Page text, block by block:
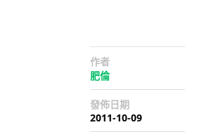
作者
肥倫
發佈日期
2011-10-09